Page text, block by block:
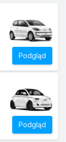
Podgląd
Podgląd